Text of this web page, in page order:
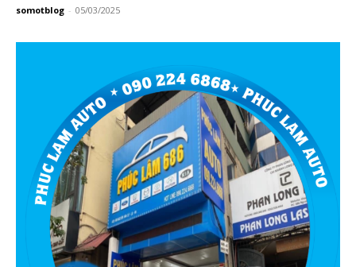
somotblog - 05/03/2025